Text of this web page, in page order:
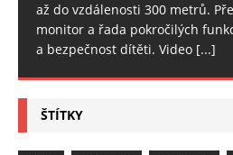
až do vzdálenosti 300 metrů.
monitor a řada pokročilých
a bezpečnost dítěti. Video [...]
ŠTÍTKY